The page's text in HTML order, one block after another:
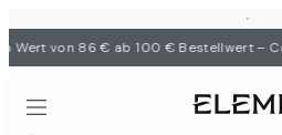
Wert von 86 € ab 100 € Bestellwert –